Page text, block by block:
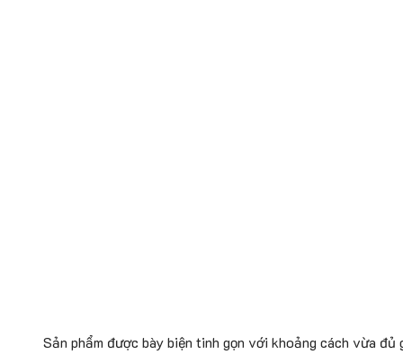
Sản phẩm được bày biện tinh gọn với khoảng cách vừa